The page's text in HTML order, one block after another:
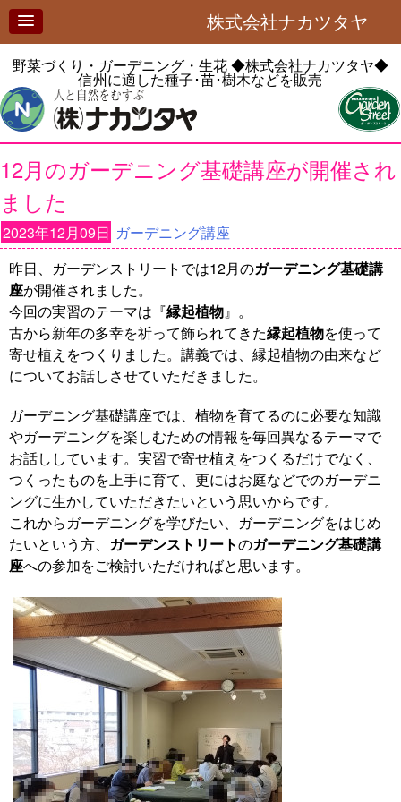
株式会社ナカツタヤ
野菜づくり・ガーデニング・生花◆株式会社ナカツタヤ◆
信州に適した種子･苗･樹木などを販売
12月のガーデニング基礎講座が開催され
ました
2023年12月09日 ガーデニング講座
昨日、ガーデンストリートでは12月のガーデニング基礎講
座が開催されました。
今回の実習のテーマは『縁起植物』。
古から新年の多幸を祈って飾られてきた縁起植物を使って
寄せ植えをつくりました。講義では、縁起植物の由来など
についてお話しさせていただきました。
ガーデニング基礎講座では、植物を育てるのに必要な知識
やガーデニングを楽しむための情報を毎回異なるテーマで
お話ししています。実習で寄せ植えをつくるだけでなく、
つくったものを上手に育て、更にはお庭などでのガーデニ
ングに生かしていただきたいという思いからです。
これからガーデニングを学びたい、ガーデニングをはじめ
たいという方、 ガーデンストリートのガーデニング基礎講
座への参加をご検討いただければと思います。